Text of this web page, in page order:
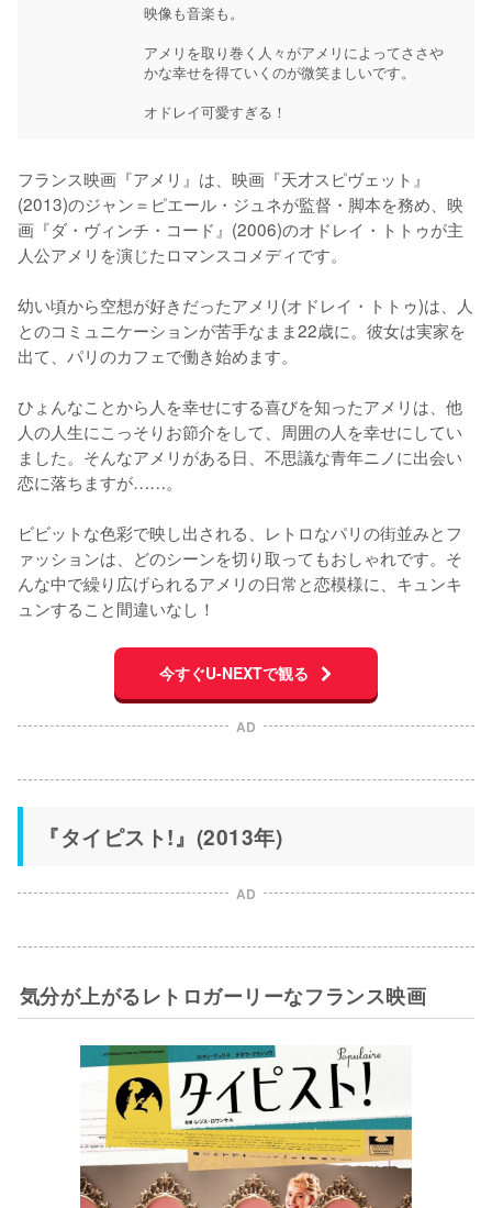
映像も音楽も。
アメリを取り巻く人々がアメリによってささや
かな幸せを得ていくのが微笑ましいです。
オドレイ可愛すぎる！
フランス映画『アメリ』は、映画『天才スピヴェット』
(2013)のジャン＝ピエール・ジュネが監督・脚本を務め、映
画『ダ・ヴィンチ・コード』(2006)のオドレイ・トトゥが主
人公アメリを演じたロマンスコメディです。
幼い頃から空想が好きだったアメリ(オドレイ・トトゥ)は、人
とのコミュニケーションが苦手なまま22歳に。彼女は実家を
出て、パリのカフェで働き始めます。
ひょんなことから人を幸せにする喜びを知ったアメリは、他
人の人生にこっそりお節介をして、周囲の人を幸せにしてい
ました。そんなアメリがある日、不思議な青年ニノに出会い
恋に落ちますが……。
ビビットな色彩で映し出される、レトロなパリの街並みとフ
ァッションは、どのシーンを切り取ってもおしゃれです。そ
んな中で繰り広げられるアメリの日常と恋模様に、キュンキ
ュンすること間違いなし！
今すぐU-NEXTで観る
AD
『タイピスト!』(2013年)
AD
気分が上がるレトロガーリーなフランス映画